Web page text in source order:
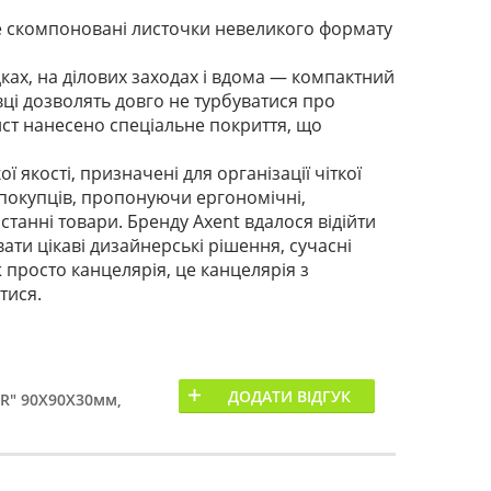
листочки невеликого формату
на ділових заходах і вдома — компактний
дозволять довго не турбуватися про
нанесено спеціальне покриття, що
призначені для організації чіткої
пропонуючи ергономічні,
товари. Бренду Axent вдалося відійти
цікаві дизайнерські рішення, сучасні
канцелярія, це канцелярія з
ДОДАТИ ВІДГУК
90Х90Х30мм,